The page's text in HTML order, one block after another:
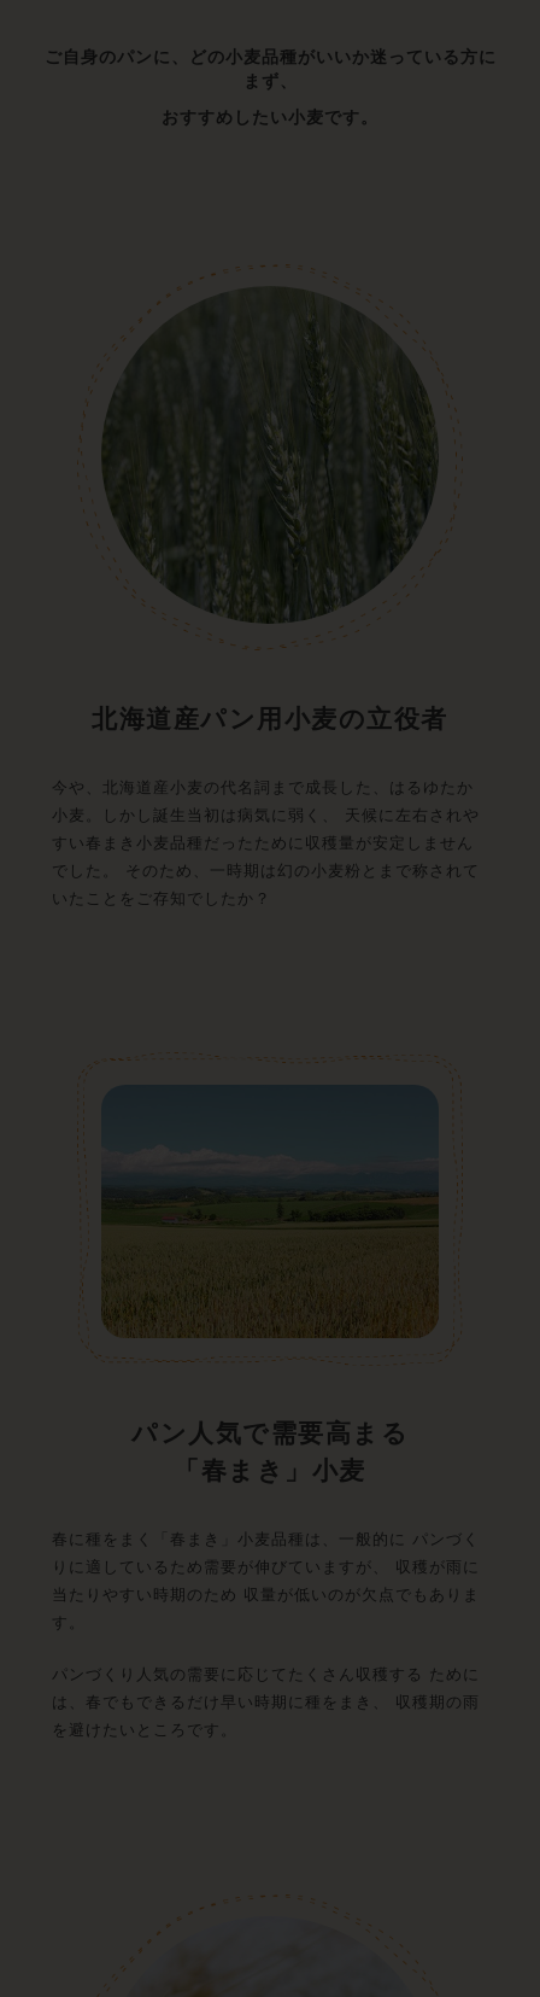
ご自身のパンに、どの小麦品種がいいか迷っている方に
まず、
おすすめしたい小麦です。
北海道産パン用小麦の立役者
今や、北海道産小麦の代名詞まで成長した、はるゆたか
小麦。しかし誕生当初は病気に弱く、 天候に左右されや
すい春まき小麦品種だったために収穫量が安定しません
でした。 そのため、一時期は幻の小麦粉とまで称されて
いたことをご存知でしたか？
パン人気で需要高まる
「春まき」小麦
春に種をまく「春まき」小麦品種は、一般的に パンづく
りに適しているため需要が伸びていますが、 収穫が雨に
当たりやすい時期のため 収量が低いのが欠点でもありま
す。
パンづくり人気の需要に応じてたくさん収穫する ために
は、春でもできるだけ早い時期に種をまき、 収穫期の雨
を避けたいところです。